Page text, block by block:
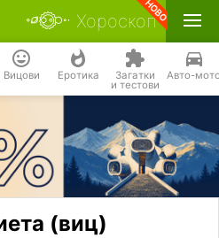
Хороскоп
Вицови Еротика Загатки
и тестови
Авто-
(виц)